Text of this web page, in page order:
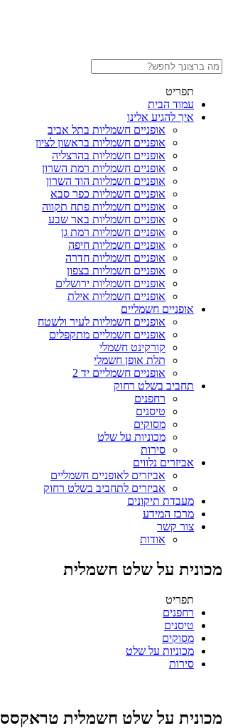
תפריט
עמוד הבית
איך להגיע אלינו
אופניים חשמליות בתל אביב
אופניים חשמליות בראשון לציון
אופניים חשמליות בהרצליה
אופניים חשמליות רמת השרון
אופניים חשמליות הוד השרון
אופניים חשמליות כפר סבא
אופניים חשמליות פתח תקווה
אופניים חשמליות באר שבע
אופניים חשמליות רמת גן
אופניים חשמליות חיפה
אופניים חשמליות חדרה
אופניים חשמליות בצפון
אופניים חשמליות ירושלים
אופניים חשמליות אילת
אופניים חשמליים
אופניים חשמליות לעיר ולשטח
אופניים חשמליים מתקפלים
קורקינט חשמלי
תלת אופן חשמלי
אופניים חשמליים יד 2
תחביב בשלט רחוק
רחפנים
טיסנים
מסוקים
מכוניות על שלט
סירות
אביזרים נלווים
אביזרים לאופניים חשמליים
אביזרים לתחביב בשלט רחוק
מעבדת תיקונים
מרכז המידע
צור קשר
אודות
מכונית על שלט חשמלית
תפריט
רחפנים
טיסנים
מסוקים
מכוניות על שלט
סירות
מכונית על שלט חשמלית טראקסס